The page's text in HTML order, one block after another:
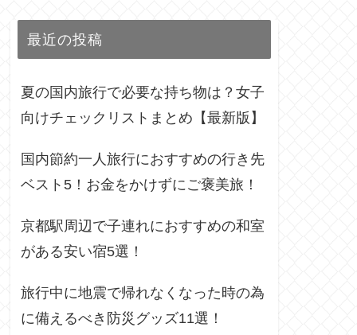
最近の投稿
夏の国内旅行で必要な持ち物は？女子
向けチェックリストまとめ【最新版】
国内節約一人旅行におすすめの行き先
ベスト5！お金をかけずにご褒美旅！
京都駅周辺で子連れにおすすめの和室
がある安い宿5選！
旅行中に地震で帰れなくなった時の為
に備えるべき防災グッズ11選！